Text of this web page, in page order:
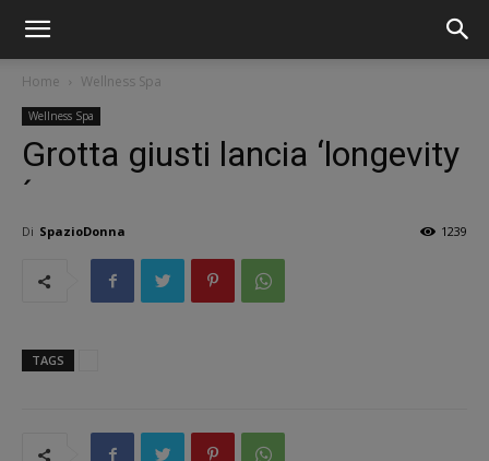
Home Wellness Spa
Wellness Spa
Grotta giusti lancia ‘longevity
´
Di SpazioDonna 1239
TAGS